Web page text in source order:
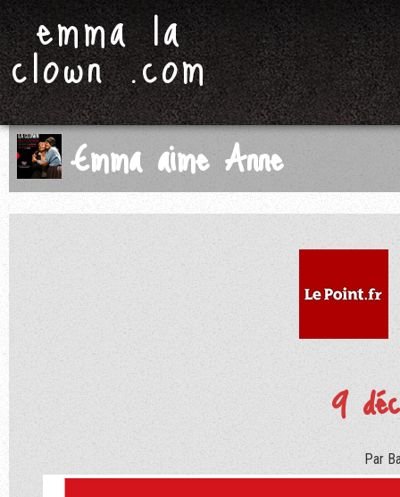
emma la
clown .com
Emma aime Anne
9
Par